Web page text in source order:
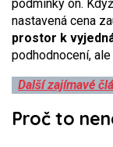
podmínky on.
nastavená cena
prostor k
podhodnocení,
Další zajímavé
Proč to